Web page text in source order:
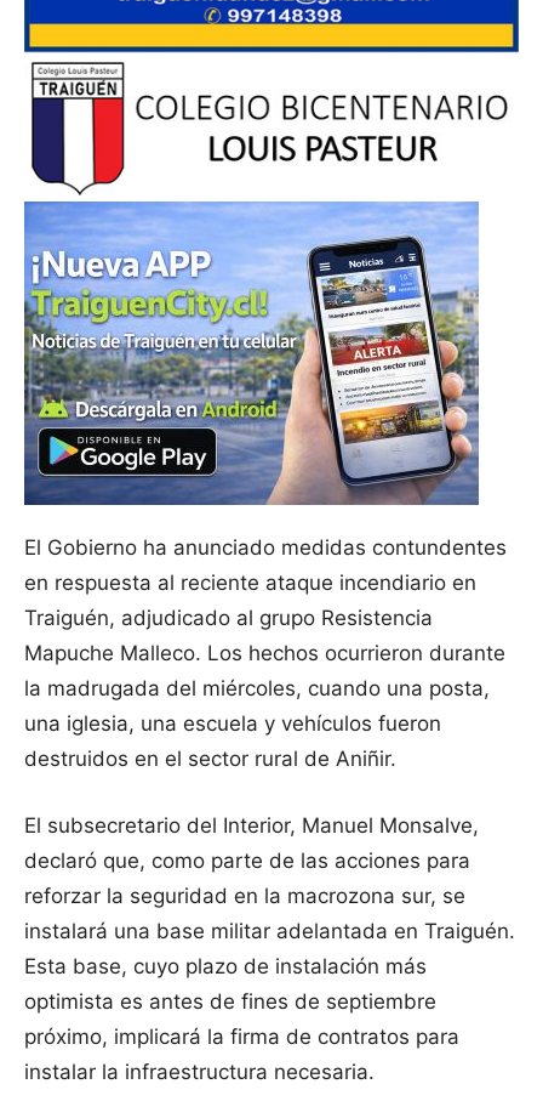
El Gobierno ha anunciado medidas contundentes
en respuesta al reciente ataque incendiario en
Traiguén, adjudicado al grupo Resistencia
Mapuche Malleco. Los hechos ocurrieron durante
la madrugada del miércoles, cuando una posta,
una iglesia, una escuela y vehículos fueron
destruidos en el sector rural de Aniñir.
El subsecretario del Interior, Manuel Monsalve,
declaró que, como parte de las acciones para
reforzar la seguridad en la macrozona sur, se
instalará una base militar adelantada en Traiguén.
Esta base, cuyo plazo de instalación más
optimista es antes de fines de septiembre
próximo, implicará la firma de contratos para
instalar la infraestructura necesaria.